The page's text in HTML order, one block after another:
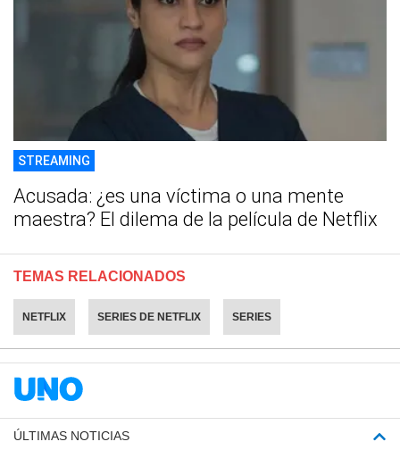
STREAMING
Acusada: ¿es una víctima o una mente
maestra? El dilema de la película de Netflix
TEMAS RELACIONADOS
NETFLIX SERIES DE NETFLIX SERIES
ÚLTIMAS NOTICIAS